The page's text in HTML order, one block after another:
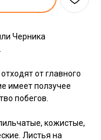
Черника
от главного
имеет ползучее
побегов.
кожистые,
Листья на